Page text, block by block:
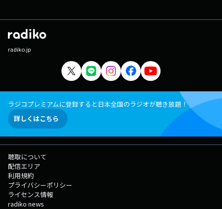
radiko.jp
ラジコプレミアムに登録すると日本全国のラジオが聴き放題！
詳しくはこちら
聴取について
配信エリア
利用規約
プライバシーポリシー
ライセンス情報
radiko news